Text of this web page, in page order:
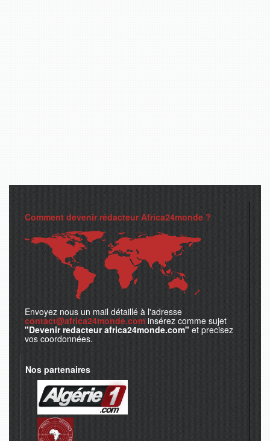
Comment devenir rédacteur Africa24monde ?
Envoyez nous un mail détaillé à l'adresse
contact@africa24monde.com insérez comme sujet
"Devenir redacteur africa24monde.com" et precisez
vos coordonnées.
Nos partenaires